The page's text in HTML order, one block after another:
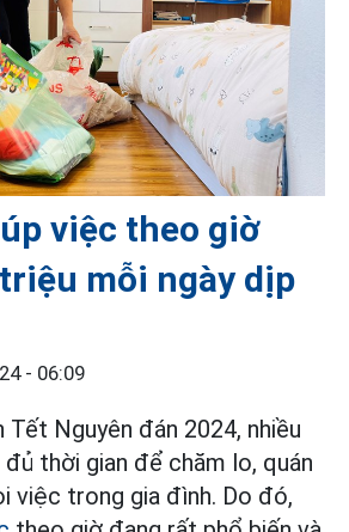
việc theo giờ
mỗi ngày dịp
- 06:09
Tết Nguyên đán 2024, nhiều
thời gian để chăm lo, quán
việc trong gia đình. Do đó,